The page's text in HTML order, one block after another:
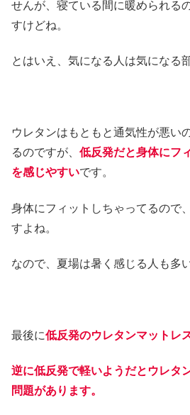
せんが、寝ている間に暖められる
すけどね。
とはいえ、気になる人は気になる
ウレタンはもともと通気性が悪い
るのですが、 低反発だと身体にフ
を感じやすいです。
身体にフィットしちゃってるので
すよね。
なので、夏場は暑く感じる人も多
最後に低反発のウレタンマットレ
逆に低反発で軽いようだとウレタ
問題があります。